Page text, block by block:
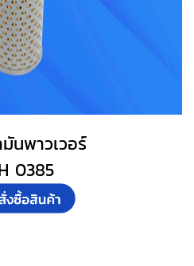
นพาวเวอร์
0385